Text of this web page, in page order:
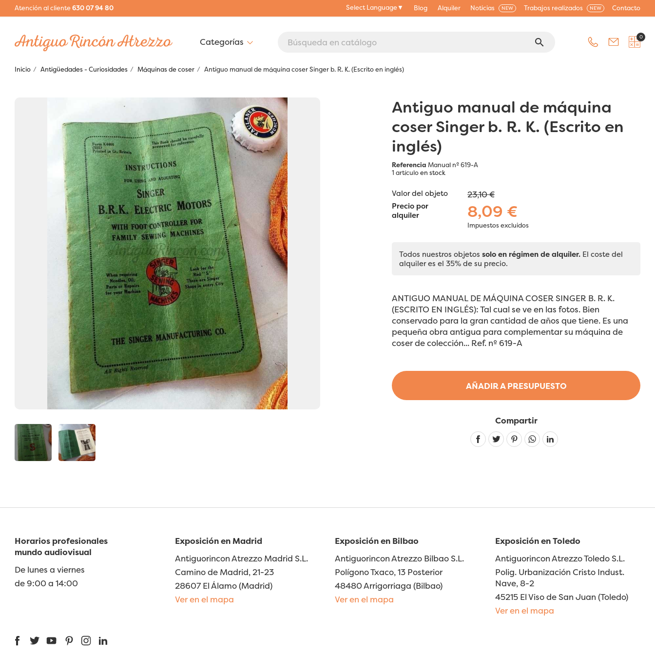
Atención al cliente630 07 94 80 Select Language▼ Blog Alquiler Noticias NEW Trabajos realizados NEW Contacto
search 0
Inicio Antigüedades - Curiosidades Máquinas de coser Antiguo manual de máquina coser Singer b. R. K. (Escrito en inglés)
Antiguo manual de máquina
coser Singer b. R. K. (Escrito en
inglés)
Referencia Manual nº 619-A
1 artículoen stock
AÑADIR A PRESUPUESTO
Valor del objeto 23,10 €
Precio por
alquiler
8,09 €
Impuestos excluidos
Todos nuestros objetos solo en régimen de alquiler. El coste del
alquiler es el 35% de su precio.
ANTIGUO MANUAL DE MÁQUINA COSER SINGER B. R. K.
(ESCRITO EN INGLÉS): Tal cual se ve en las fotos. Bien
conservado para la gran cantidad de años que tiene. Es una
pequeña obra antigua para complementar su máquina de
coser de colección... Ref. nº 619-A
Compartir
Linkedin
Horarios profesionales
mundo audiovisual
De lunes a viernes
de 9:00 a 14:00
Exposición en Madrid
Antiguorincon Atrezzo Madrid S.L.
Camino de Madrid, 21-23
28607 El Álamo (Madrid)
Ver en el mapa
Exposición en Bilbao
Antiguorincon Atrezzo Bilbao S.L.
Polígono Txaco, 13 Posterior
48480 Arrigorriaga (Bilbao)
Ver en el mapa
Exposición en Toledo
Antiguorincon Atrezzo Toledo S.L.
Polig. Urbanización Cristo Indust.
Nave, 8-2
45215 El Viso de San Juan (Toledo)
Ver en el mapa
FacebookTwitterYouTubePinterestInstagram